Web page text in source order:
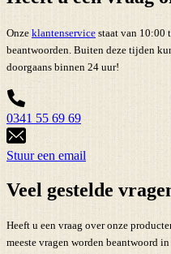
Onze klantenservice staat van 10:00
beantwoorden. Buiten deze tijden
doorgaans binnen 24 uur!
0341 55 69 69
Stuur een email
Veel gestelde
Heeft u een vraag over onze
meeste vragen worden beantwoord in